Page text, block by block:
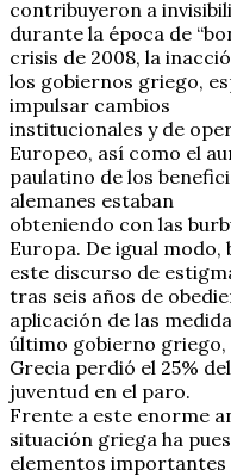
contribuyeron a
durante la época de
crisis de 2008, la
los gobiernos griego,
impulsar cambios
institucionales y de
Europeo, así como el
paulatino de los
alemanes estaban
obteniendo con las
Europa. De igual modo,
este discurso de
tras seis años de
aplicación de las
último gobierno griego,
Grecia perdió el 25%
juventud en el paro.
Frente a este enorme
situación griega ha
elementos importantes